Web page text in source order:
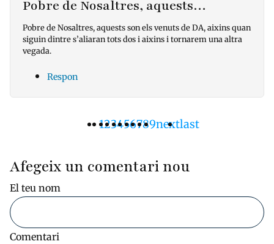
Pobre de Nosaltres, aquests…
Pobre de Nosaltres, aquests son els venuts de DA, aixins quan
siguin dintre s’aliaran tots dos i aixins i tornarem una altra
vegada.
Respon
Pàgina
1Pàgina
2Pàgina
3Pàgina
4Pàgina
5Pàgina
6Pàgina
7Pàgina
8Pàgina
9Pàgina
nextÚltima
last
Afegeix un comentari nou
El teu nom
Comentari